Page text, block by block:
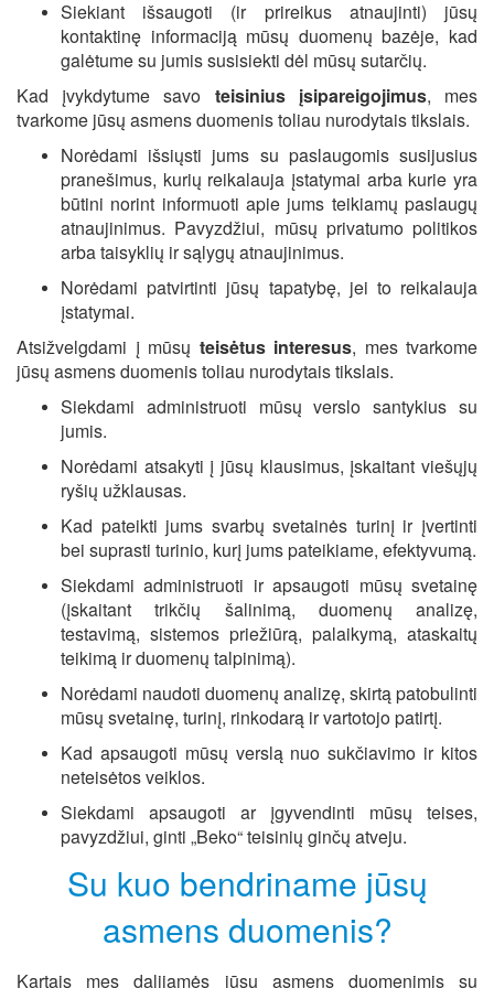
Siekiant išsaugoti (ir prireikus atnaujinti) jūsų
kontaktinę informaciją mūsų duomenų bazėje, kad
galėtume su jumis susisiekti dėl mūsų sutarčių.
Kad įvykdytume savo teisinius įsipareigojimus, mes
tvarkome jūsų asmens duomenis toliau nurodytais tikslais.
Norėdami išsiųsti jums su paslaugomis susijusius
pranešimus, kurių reikalauja įstatymai arba kurie yra
būtini norint informuoti apie jums teikiamų paslaugų
atnaujinimus. Pavyzdžiui, mūsų privatumo politikos
arba taisyklių ir sąlygų atnaujinimus.
Norėdami patvirtinti jūsų tapatybę, jei to reikalauja
įstatymai.
Atsižvelgdami į mūsų teisėtus interesus, mes tvarkome
jūsų asmens duomenis toliau nurodytais tikslais.
Siekdami administruoti mūsų verslo santykius su
jumis.
Norėdami atsakyti į jūsų klausimus, įskaitant viešųjų
ryšių užklausas.
Kad pateikti jums svarbų svetainės turinį ir įvertinti
bei suprasti turinio, kurį jums pateikiame, efektyvumą.
Siekdami administruoti ir apsaugoti mūsų svetainę
(įskaitant trikčių šalinimą, duomenų analizę,
testavimą, sistemos priežiūrą, palaikymą, ataskaitų
teikimą ir duomenų talpinimą).
Norėdami naudoti duomenų analizę, skirtą patobulinti
mūsų svetainę, turinį, rinkodarą ir vartotojo patirtį.
Kad apsaugoti mūsų verslą nuo sukčiavimo ir kitos
neteisėtos veiklos.
Siekdami apsaugoti ar įgyvendinti mūsų teises,
pavyzdžiui, ginti „Beko“ teisinių ginčų atveju.
Su kuo bendriname jūsų
asmens duomenis?
Kartais mes dalijamės jūsų asmens duomenimis su